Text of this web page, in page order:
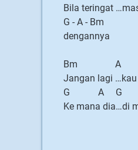
Bila teringat
G - A - Bm
dengannya
Bm A
Jangan lagi
G A G
Ke mana dia…di